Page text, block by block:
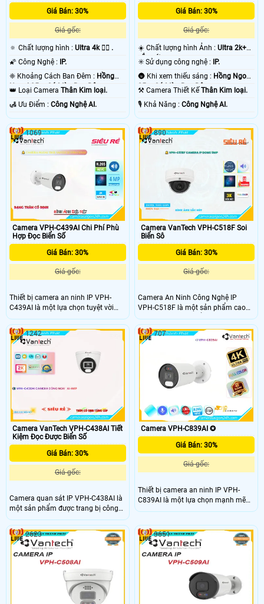
Giá Bán: 30%
Giá gốc:
🔅 Chất lượng hình : Ultra 4k 👍🏾 .
🌠 Công Nghệ : IP.
❈ Khoảng Cách Ban Đêm : Hồng
Ngoại 25m Có Màu Ban Ðêm.
👑 Loại Camera Thân Kim loại.
️🛃 Ưu Điểm : Công Nghệ AI.
Giá Bán: 30%
Giá gốc:
☀️ Chất lượng hình Ảnh :Ultra 2k+
sắc nét .
✳️ Sử dụng công nghệ : IP.
🌚 Khi xem thiếu sáng : Hồng Ngoại
25m Có Màu Ban Ðêm.
⚒ Camera Thiết KếThân Kim loại.
️🎙 Khả Năng :Công Nghệ AI.
Camera VPH-C439AI Chi Phí Phù
Hợp Đọc Biển Số
Giá Bán: 30%
Giá gốc:
Thiết bị camera an ninh IP VPH-
C439AI là một lựa chọn tuyệt vời
cho việc giám sát an ninh. Với cảm
biến hình ảnh CMOS sắc nét,
camera này mang lại hình ảnh chất
lượng cao và màu sắc đẹp. Khả
năng xem ban đêm với công nghệ
hồng ngoại 25m giúp theo dõi dễ
1069
Camera VanTech VPH-C518F Soi
Biển Sô
Giá Bán: 30%
Giá gốc:
Camera An Ninh Công Nghệ IP
VPH-C518F là một sản phẩm cao
cấp được thiết kế đểTin hơnan ninh
cho nhà ở, văn phòng và các không
gian công cộng. Với độ phân giải
cao 2MP, camera này cung cấp hình
ảnh sắc nét, chi tiết và chất lượng
tưởng để cải thiện an ninh cho mọi
môi trường
890
Camera VanTech VPH-C438AI Tiết
Kiệm Đọc Được Biển Số
Giá Bán: 30%
Giá gốc:
Camera quan sát IP VPH-C438AI là
một sản phẩm được trang bị công
nghệ AI chống trộm hiệu quả, đem
lại khả năng quan sát tốt nhất cho
người dùng. Với khả năng cân bằng
ánh sáng BLC, camera này có thể
lắp đặt trong nhà một cách tốt hơn,
mang lại hình ảnh chất lượng cao.
sản phẩm cũng hỗ trợ các định
dạng nén H.265+/H
1242
Camera VPH-C839AI ✪
Giá Bán: 30%
Giá gốc:
Thiết bị camera an ninh IP VPH-
C839AI là một lựa chọn mạnh mẽ
hơn CMOS, mang lại màu sắc sặc
Với khả năng xem ban đêm thông
qua công nghệ hồng ngoại 25m, Tin
hơn chất lượng hình ảnh không bị
nghệ IP cho xử lý hình sáng đẹp và
độ nét lên đến 8
707
2623 3651